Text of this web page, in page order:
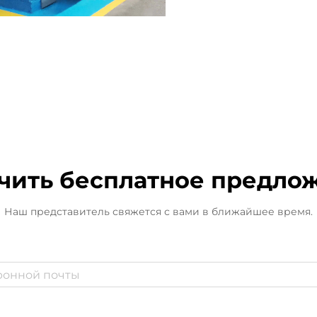
бесплатное
Наш представитель свяжется с вами в ближайшее время.